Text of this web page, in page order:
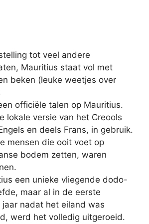
tot veel andere
Mauritius staat vol met
beken (leuke weetjes over
officiële talen op Mauritius.
lokale versie van het Creools
en deels Frans, in gebruik.
mensen die ooit voet op
bodem zetten, waren
een unieke vliegende dodo-
maar al in de eerste
jaar nadat het eiland was
werd het volledig uitgeroeid.